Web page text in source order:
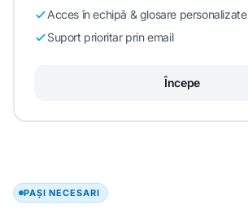
Acces în echipă & glosare personalizate
Suport prioritar prin email
Începe
PAȘI NECESARI